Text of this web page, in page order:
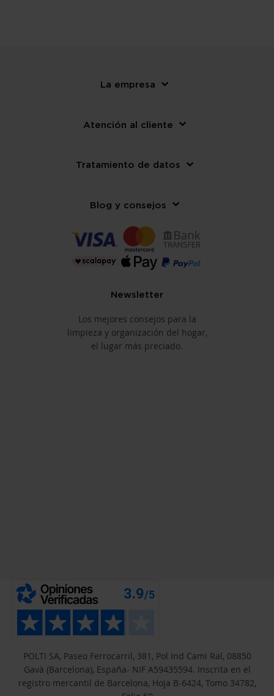
La empresa
Atención al cliente
Tratamiento de datos
Blog y consejos
Newsletter
Los mejores consejos para la
limpieza y organización del hogar,
el lugar más preciado.
POLTI SA, Paseo Ferrocarril, 381, Pol Ind Cami Ral, 08850
Gavà (Barcelona), España- NIF A59435594. Inscrita en el
registro mercantil de Barcelona, Hoja B-6424, Tomo 34782,